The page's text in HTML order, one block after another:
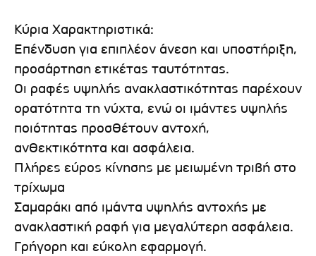
Κύρια Χαρακτηριστικά:
Επένδυση για επιπλέον άνεση και υποστήριξη,
προσάρτηση ετικέτας ταυτότητας.
Οι ραφές υψηλής ανακλαστικότητας παρέχουν
ορατότητα τη νύχτα, ενώ οι ιμάντες υψηλής
ποιότητας προσθέτουν αντοχή,
ανθεκτικότητα και ασφάλεια.
Πλήρες εύρος κίνησης με μειωμένη τριβή στο
τρίχωμα
Σαμαράκι από ιμάντα υψηλής αντοχής με
ανακλαστική ραφή για μεγαλύτερη ασφάλεια.
Γρήγορη και εύκολη εφαρμογή.